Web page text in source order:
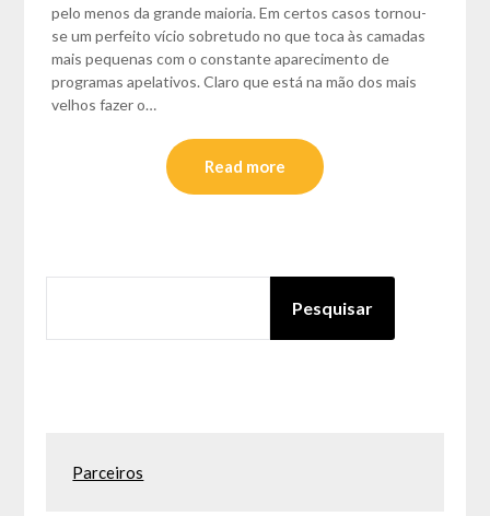
pelo menos da grande maioria. Em certos casos tornou-
se um perfeito vício sobretudo no que toca às camadas
mais pequenas com o constante aparecimento de
programas apelativos. Claro que está na mão dos mais
velhos fazer o…
Read more
Pesquisar
Parceiros